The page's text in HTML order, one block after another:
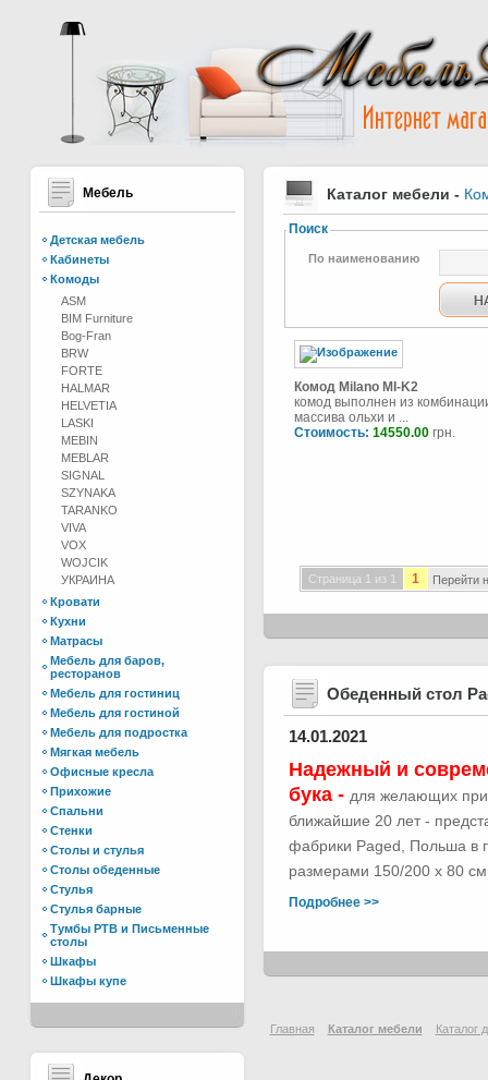
Мебель
Детская мебель
Кабинеты
Комоды
ASM
BIM Furniture
Bog-Fran
BRW
FORTE
HALMAR
HELVETIA
LASKI
MEBIN
MEBLAR
SIGNAL
SZYNAKA
TARANKO
VIVA
VOX
WOJCIK
УКРАИНА
Кровати
Кухни
Матрасы
Мебель для баров,
ресторанов
Мебель для гостиниц
Мебель для гостиной
Мебель для подростка
Мягкая мебель
Офисные кресла
Прихожие
Спальни
Стенки
Столы и стулья
Столы обеденные
Стулья
Стулья барные
Тумбы РТВ и Письменные
столы
Шкафы
Шкафы купе
Каталог мебели -
Поиск
По наименованию
Комод Milano MI-K2
комод выполнен из
массива ольхи и ...
Стоимость: 14550.00 грн.
Страница 1 из 1 1 Перейти
Обеденный стол
14.01.2021
Надежный и
бука - для желающих
ближайшие 20 лет -
фабрики Paged, Польша в
размерами 150/200 х 80
Подробнее >>
Главная Каталог мебели Каталог